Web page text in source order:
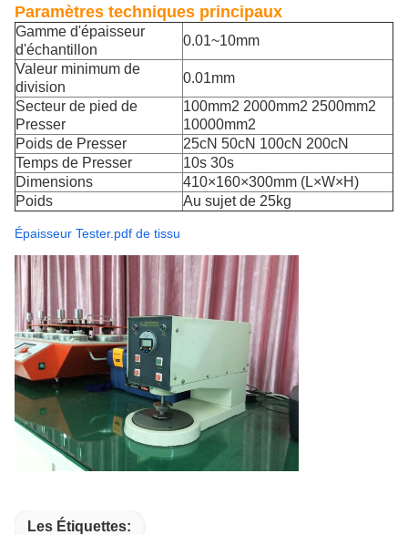
Paramètres techniques principaux
Gamme d'épaisseur
d'échantillon
0.01~10mm
Valeur minimum de
division
0.01mm
Secteur de pied de
Presser
100mm2 2000mm2 2500mm2
10000mm2
Poids de Presser
25cN 50cN 100cN 200cN
Temps de Presser
10s 30s
Dimensions
410×160×300mm (L×W×H)
Poids
Au sujet de 25kg
Épaisseur Tester.pdf de tissu
Les Étiquettes: